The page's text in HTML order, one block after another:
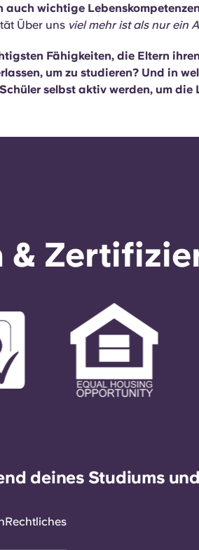
auch wichtige
Über uns viel mehr ist als nur ein
Fähigkeiten, die Eltern
um zu studieren? Und in
selbst aktiv werden, um die
&
deines Studiums
Rechtliches